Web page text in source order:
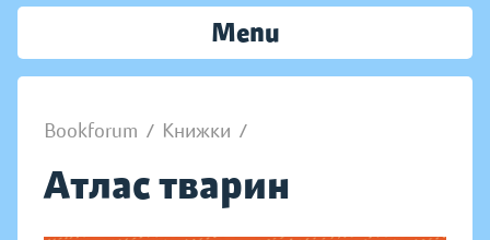
Menu
Bookforum / Книжки /
Атлас тварин